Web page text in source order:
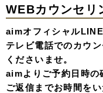
WEBカウンセリ
aimオフィシャルLINE
テレビ電話でのカウ
くださいませ。
aimよりご予約日時の
ご返信までお時間を